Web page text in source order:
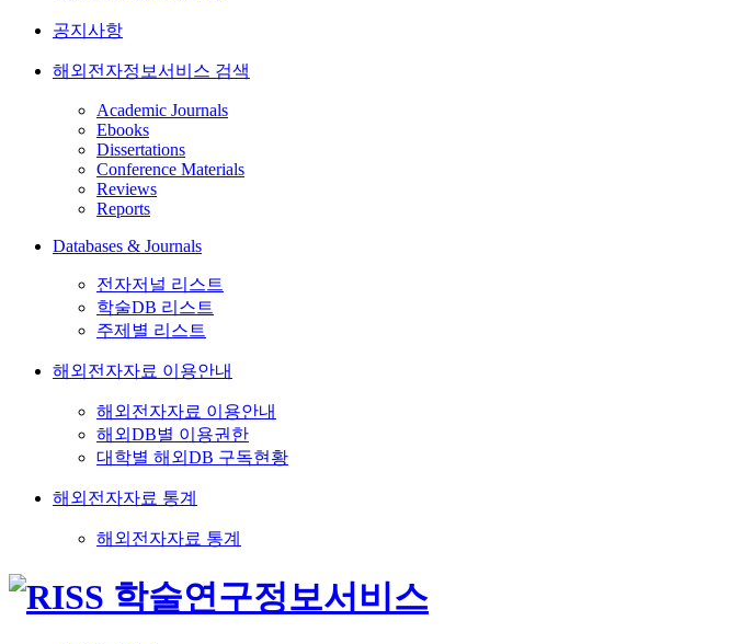
공지사항
해외전자정보서비스 검색
Academic Journals
Ebooks
Dissertations
Conference Materials
Reviews
Reports
Databases & Journals
전자저널 리스트
학술DB 리스트
주제별 리스트
해외전자자료 이용안내
해외전자자료 이용안내
해외DB별 이용권한
대학별 해외DB 구독현황
해외전자자료 통계
해외전자자료 통계